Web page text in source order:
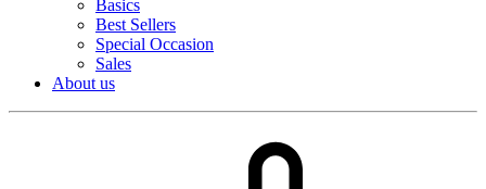
Basics
Best Sellers
Special Occasion
Sales
About us